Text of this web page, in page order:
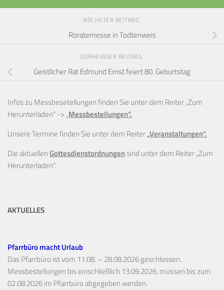
NÄCHSTER BEITRAG
Roratemesse in Todtenweis
VORHERIGER BEITRAG
Geistlicher Rat Edmund Ernst feiert 80. Geburtstag
Infos zu Messbesetellungen finden Sie unter dem Reiter „Zum
Herunterladen“ ->„Messbestellungen“.
Unsere Termine finden Sie unter dem Reiter„Veranstaltungen“.
Die aktuellenGottesdienstordnungensind unter dem Reiter „Zum
Herunterladen“.
AKTUELLES
Pfarrbüro macht Urlaub
Das Pfarrbüro ist vom 11.08. – 28.08.2026 geschlossen.
Messbestellungen bis einschließlich 13.09.2026, müssen bis zum
02.08.2026 im Pfarrbüro abgegeben werden.